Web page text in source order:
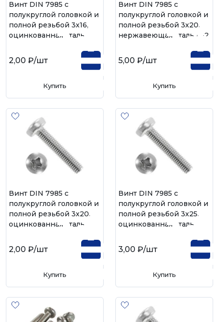
Винт DIN 7985 с
полукруглой головкой и
полной резьбой 3х16,
оцинкованная сталь
2,00 ₽/шт
Купить
Винт DIN 7985 с
полукруглой головкой и
полной резьбой 3х20,
нержавеющая сталь А-2
5,00 ₽/шт
Купить
Винт DIN 7985 с
полукруглой головкой и
полной резьбой 3х20,
оцинкованная сталь
2,00 ₽/шт
Купить
Винт DIN 7985 с
полукруглой головкой и
полной резьбой 3х25,
оцинкованная сталь
3,00 ₽/шт
Купить